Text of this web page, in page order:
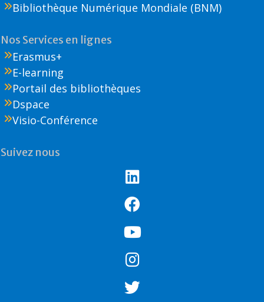
Bibliothèque Numérique Mondiale (BNM)
Nos Services en lignes
Erasmus+
E-learning
Portail des bibliothèques
Dspace
Visio-Conférence
Suivez nous